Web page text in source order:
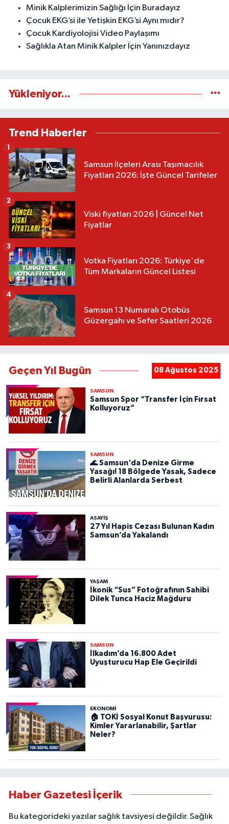
Minik Kalplerimizin Sağlığı İçin Buradayız
Çocuk EKG’si ile Yetişkin EKG’si Aynı mıdır?
Çocuk Kardiyolojisi Video Paylaşımı
Sağlıkla Atan Minik Kalpler İçin Yanınızdayız
Yükleniyor...
Trend Haberler
Samsun İlçeleri Arası Taşımacılık
Fiyatları 2026: İşte Güncel Tarifeler
1
Viski fiyatları 2026 | Güncel Net
Fiyatlar
2
Votka Fiyatları 2026: Türkiye'de
Tüm Markaların Güncel Listesi
3
Samsun 13 Numaralı Otobüs
Güzergahı ve Sefer Saatleri 2026
4
Geçen Yıl Bugün 08 Ağustos 2025
SAMSUN
Samsun Spor “Transfer İçin Fırsat
Kolluyoruz”
SAMSUN
🌊 Samsun'da Denize Girme
Yasağı! 18 Bölgede Yasak, Sadece
Belirli Alanlarda Serbest
ASAYIŞ
27 Yıl Hapis Cezası Bulunan Kadın
Samsun’da Yakalandı
YAŞAM
İkonik “Sus” Fotoğrafının Sahibi
Dilek Tunca Haciz Mağduru
SAMSUN
İlkadım’da 16.800 Adet
Uyuşturucu Hap Ele Geçirildi
EKONOMİ
🏠 TOKİ Sosyal Konut Başvurusu:
Kimler Yararlanabilir, Şartlar
Neler?
Haber Gazetesi İçerik
Bu kategorideki yazılar sağlık tavsiyesi değildir. Sağlık